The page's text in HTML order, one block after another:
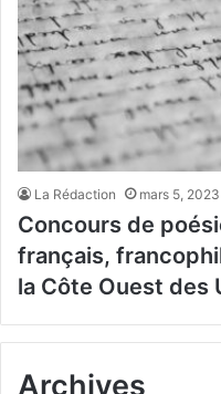
La Rédaction mars 5, 2023
Concours de
français,
la Côte Ouest des
Archives